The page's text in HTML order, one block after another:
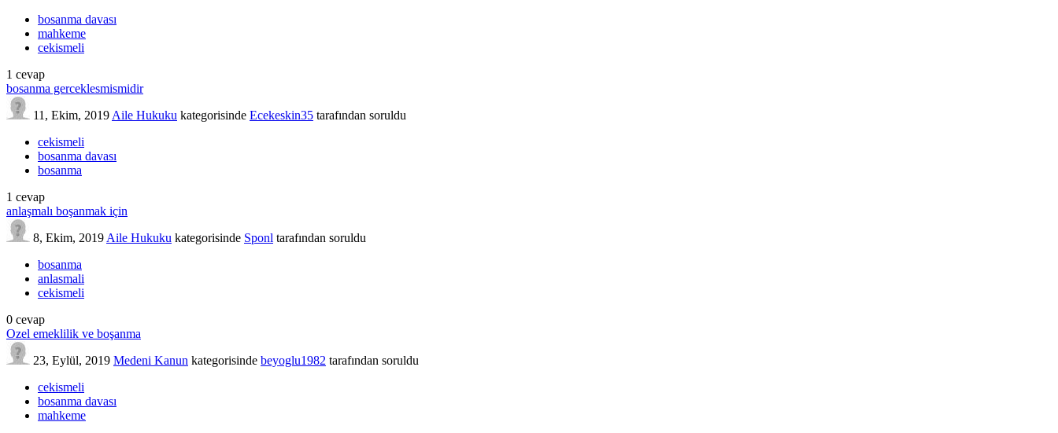
bosanma davası
mahkeme
cekismeli
1 cevap
bosanma gerceklesmismidir
11, Ekim, 2019 Aile Hukuku kategorisinde Ecekeskin35 tarafından soruldu
cekismeli
bosanma davası
bosanma
1 cevap
anlaşmalı boşanmak için
8, Ekim, 2019 Aile Hukuku kategorisinde Sponl tarafından soruldu
bosanma
anlasmali
cekismeli
0 cevap
Ozel emeklilik ve boşanma
23, Eylül, 2019 Medeni Kanun kategorisinde beyoglu1982 tarafından soruldu
cekismeli
bosanma davası
mahkeme